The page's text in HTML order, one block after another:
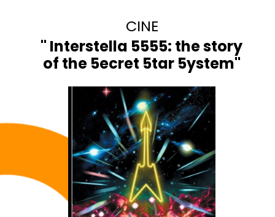
" Interstella 5555: the story
of the 5ecret 5tar 5ystem"
CINE